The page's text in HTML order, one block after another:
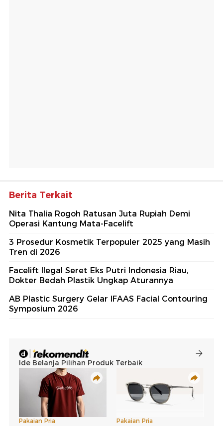
Berita Terkait
Nita Thalia Rogoh Ratusan Juta Rupiah Demi
Operasi Kantung Mata-Facelift
3 Prosedur Kosmetik Terpopuler 2025 yang Masih
Tren di 2026
Facelift Ilegal Seret Eks Putri Indonesia Riau,
Dokter Bedah Plastik Ungkap Aturannya
AB Plastic Surgery Gelar IFAAS Facial Contouring
Symposium 2026